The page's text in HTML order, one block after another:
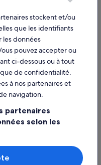
de vacances
stockent et/ou
que les identifiants
les données
pouvez accepter ou
ci-dessous ou à tout
de confidentialité.
à nos partenaires et
navigation.
partenaires
selon les
précises. Analyser
l’appareil pour